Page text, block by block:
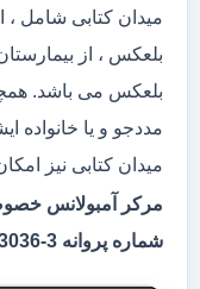
میدان کتابی شامل ،
بلعکس ، از
بلعکس می باشد.
مددجو و یا خانواده
میدان کتابی نیز
شماره پروانه 3-323036